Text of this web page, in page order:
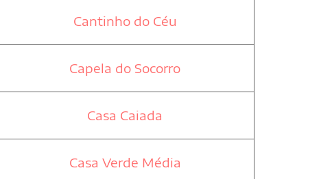
Cantinho do Céu
Capela do Socorro
Casa Caiada
Casa Verde Média